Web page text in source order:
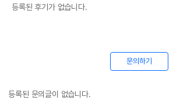
등록된 후기가 없습니다.
문의하기
등록된 문의글이 없습니다.